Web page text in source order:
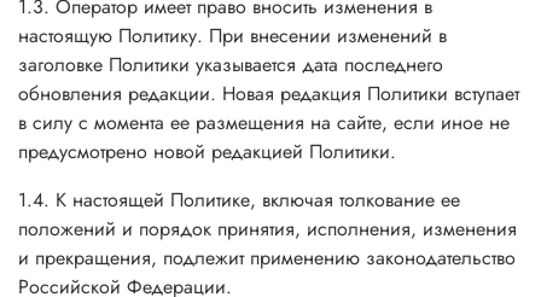
1.3. Оператор имеет право вносить изменения в
настоящую Политику. При внесении изменений в
заголовке Политики указывается дата последнего
обновления редакции. Новая редакция Политики вступает
в силу с момента ее размещения на сайте, если иное не
предусмотрено новой редакцией Политики.
1.4. К настоящей Политике, включая толкование ее
положений и порядок принятия, исполнения, изменения
и прекращения, подлежит применению законодательство
Российской Федерации.